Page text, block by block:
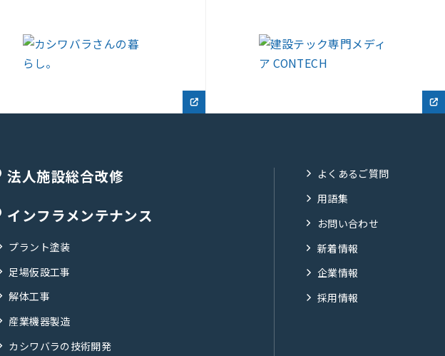
法人施設総合改修
インフラメンテナンス
プラント塗装
足場仮設工事
解体工事
産業機器製造
カシワバラの技術開発
よくあるご質問
用語集
お問い合わせ
新着情報
企業情報
採用情報